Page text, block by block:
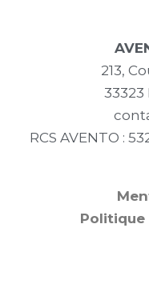
213,
33323
RCS AVENTO :